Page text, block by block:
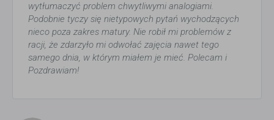
wytłumaczyć problem chwytliwymi analogiami.
Podobnie tyczy się nietypowych pytań wychodzących
nieco poza zakres matury. Nie robił mi problemów z
racji, że zdarzyło mi odwołać zajęcia nawet tego
samego dnia, w którym miałem je mieć. Polecam i
Pozdrawiam!